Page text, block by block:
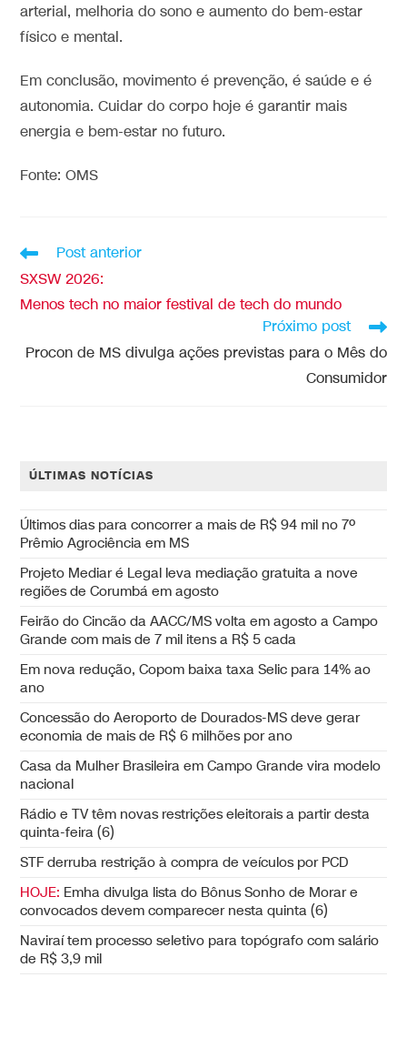
arterial, melhoria do sono e aumento do bem-estar
físico e mental.
Em conclusão, movimento é prevenção, é saúde e é
autonomia. Cuidar do corpo hoje é garantir mais
energia e bem-estar no futuro.
Fonte: OMS
Post anterior
SXSW 2026:
Menos tech no maior festival de tech do mundo
Próximo post
Procon de MS divulga ações previstas para o Mês do
Consumidor
ÚLTIMAS NOTÍCIAS
Últimos dias para concorrer a mais de R$ 94 mil no 7º
Prêmio Agrociência em MS
Projeto Mediar é Legal leva mediação gratuita a nove
regiões de Corumbá em agosto
Feirão do Cincão da AACC/MS volta em agosto a Campo
Grande com mais de 7 mil itens a R$ 5 cada
Em nova redução, Copom baixa taxa Selic para 14% ao
ano
Concessão do Aeroporto de Dourados-MS deve gerar
economia de mais de R$ 6 milhões por ano
Casa da Mulher Brasileira em Campo Grande vira modelo
nacional
Rádio e TV têm novas restrições eleitorais a partir desta
quinta-feira (6)
STF derruba restrição à compra de veículos por PCD
HOJE: Emha divulga lista do Bônus Sonho de Morar e
convocados devem comparecer nesta quinta (6)
Naviraí tem processo seletivo para topógrafo com salário
de R$ 3,9 mil